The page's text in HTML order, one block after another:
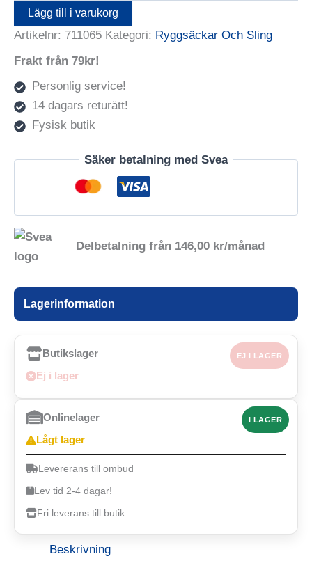
Flipside
BP
AW
mängd
Lägg till i varukorg
Artikelnr: 711065 Kategori: Ryggsäckar Och Sling
Frakt från 79kr!
Personlig service!
14 dagars returätt!
Fysisk butik
Säker betalning med Svea
Delbetalning från 146,00 kr/månad
Lagerinformation
Butikslager EJ I LAGER
Ej i lager
Onlinelager I LAGER
Lågt lager
Levererans till ombud
Lev tid 2-4 dagar!
Fri leverans till butik
Beskrivning